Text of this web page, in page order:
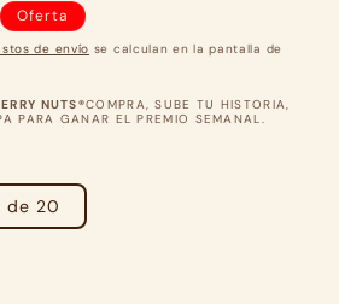
Oferta
de envío se calculan en la pantalla de
NUTS®COMPRA, SUBE TU HISTORIA,
PARA GANAR EL PREMIO SEMANAL.
de 20